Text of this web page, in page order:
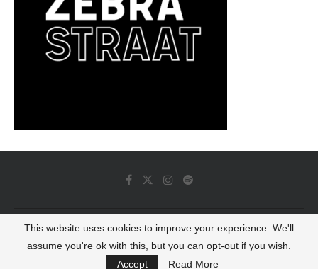
© 2022 - Luminous Dash All Rights Reserved
BACK TO TOP
This website uses cookies to improve your experience. We'll
assume you're ok with this, but you can opt-out if you wish.
Accept
Read More